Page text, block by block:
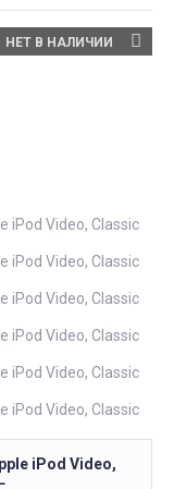
НЕТ В НАЛИЧИИ
iPod Video,